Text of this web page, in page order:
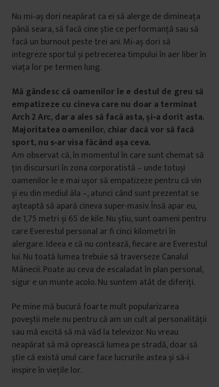
Nu mi‑aș dori neapărat ca ei să alerge de dimineața
până seara, să facă cine știe ce performanță sau să
facă un burnout peste trei ani. Mi‑aș dori să
integreze sportul și petrecerea timpului în aer liber în
viața lor pe termen lung.
Mă gândesc că oamenilor le e destul de greu să
empatizeze cu cineva care nu doar a terminat
Arch 2 Arc, dar a ales să facă asta, și‑a dorit asta.
Majoritatea oamenilor, chiar dacă vor să facă
sport, nu s‑ar visa făcând așa ceva.
Am observat că, în momentul în care sunt chemat să
țin discursuri în zona corporatistă – unde totuși
oamenilor le e mai ușor să empatizeze pentru că vin
și eu din mediul ăla –, atunci când sunt prezentat se
așteaptă să apară cineva super-masiv. Însă apar eu,
de 1,75 metri și 65 de kile. Nu știu, sunt oameni pentru
care Everestul personal ar fi cinci kilometri în
alergare. Ideea e că nu contează, fiecare are Everestul
lui. Nu toată lumea trebuie să traverseze Canalul
Mânecii. Poate au ceva de escaladat în plan personal,
sigur e un munte acolo. Nu suntem atât de diferiți.
Pe mine mă bucură foarte mult popularizarea
poveștii mele nu pentru că am un cult al personalității
sau mă excită să mă văd la televizor. Nu vreau
neapărat să mă oprească lumea pe stradă, doar să
știe că există unul care face lucrurile astea și să‑i
inspire în viețile lor.